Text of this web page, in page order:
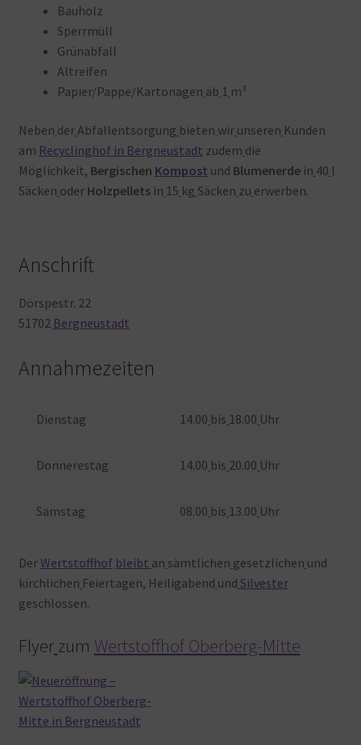
Bauholz
Sperrmüll
Grünabfall
Altreifen
Papier/Pappe/Kartonagen ab 1 m³
Neben derAbfallentsorgung bieten wir unseren Kunden
am Recyclinghof in Bergneustadt zudem die
Möglichkeit, Bergischen Kompost und Blumenerdein 40 l
Säcken oder Holzpelletsin 15 kg Säcken zu erwerben.
Anschrift
Dörspestr. 22
51702 Bergneustadt
Annahmezeiten
Dienstag 14.00 bis 18.00 Uhr
Donnerestag 14.00 bis 20.00 Uhr
Samstag 08.00 bis 13.00 Uhr
DerWertstoffhof bleibt an sämtlichen gesetzlichen und
kirchlichen Feiertagen, Heiligabend und Silvester
geschlossen.
Flyer zum Wertstoffhof Oberberg-Mitte